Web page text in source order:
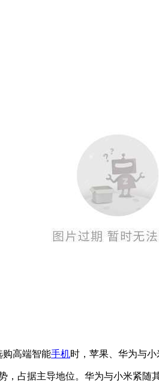
购高端智能手机时，苹果、华为与小
占据主导地位。华为与小米紧随